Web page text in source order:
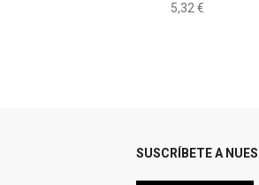
5,32 €
SUSCRÍBETE A